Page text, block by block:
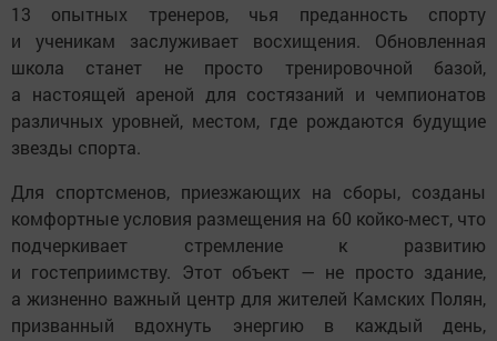
13 опытных тренеров, чья преданность спорту
и ученикам заслуживает восхищения. Обновленная
школа станет не просто тренировочной базой,
а настоящей ареной для состязаний и чемпионатов
различных уровней, местом, где рождаются будущие
звезды спорта.
Для спортсменов, приезжающих на сборы, созданы
комфортные условия размещения на 60 койко-мест, что
подчеркивает стремление к развитию
и гостеприимству. Этот объект — не просто здание,
а жизненно важный центр для жителей Камских Полян,
призванный вдохнуть энергию в каждый день,